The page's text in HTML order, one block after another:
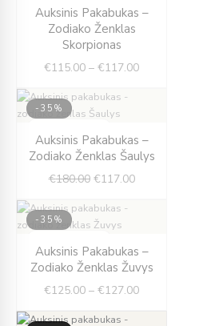
Auksinis Pakabukas –
Zodiako Ženklas
Skorpionas
€115.00 – €117.00€117.00
-35%
Auksinis Pakabukas –
Zodiako Ženklas Šaulys
€180.00
price
was:
€180.00.
€117.00
price
is:
€117.00.
-35%
Auksinis Pakabukas –
Zodiako Ženklas Žuvys
€125.00 – €127.00
€125.00
through